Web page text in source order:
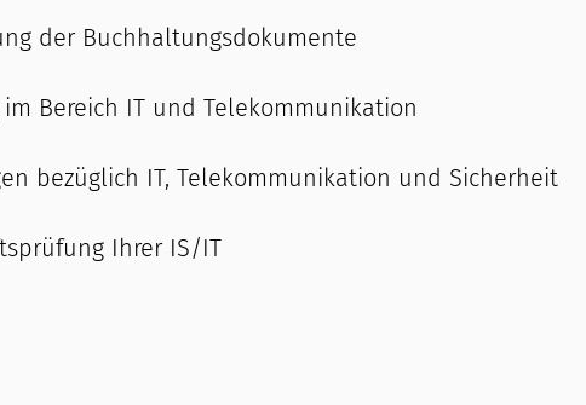
der Buchhaltungsdokumente
im Bereich IT und Telekommunikation
bezüglich IT, Telekommunikation und Sicherheit
Ihrer IS/IT